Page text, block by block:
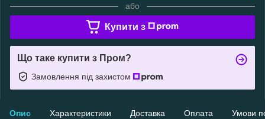
або
Купити з
Що таке купити з Пром?
Замовлення під захистом
Опис Характеристики Доставка Оплата Умови